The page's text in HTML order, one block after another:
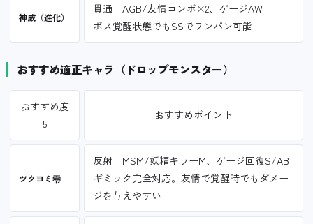
神威（進化）
貫通 AGB/友情コンボ×2、ゲージAW
ボス覚醒状態でもSSでワンパン可能
おすすめ適正キャラ（ドロップモンスター）
おすすめ度
5
おすすめポイント
ツクヨミ零
反射 MSM/妖精キラーM、ゲージ回復S/AB
ギミック完全対応。友情で覚醒時でもダメー
ジを与えやすい